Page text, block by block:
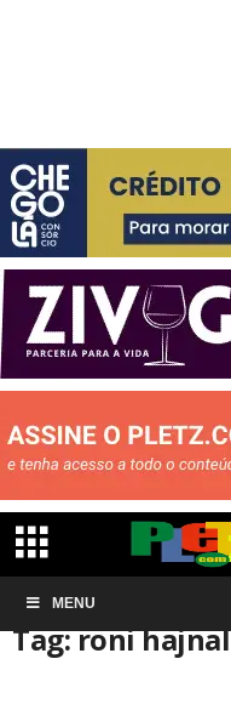
MENU
Início Tags
Tag: roni hajnal